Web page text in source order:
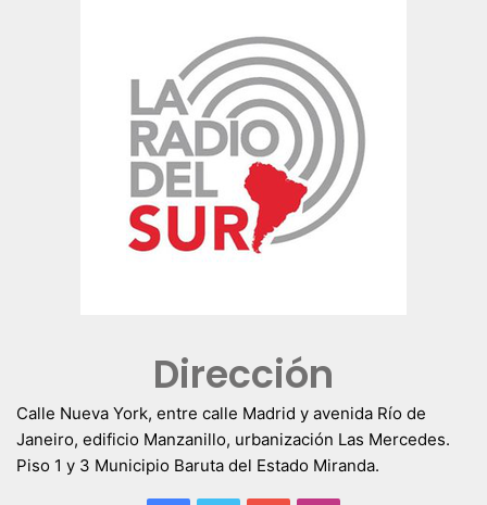
Dirección
Calle Nueva York, entre calle Madrid y avenida Río de
Janeiro, edificio Manzanillo, urbanización Las Mercedes.
Piso 1 y 3 Municipio Baruta del Estado Miranda.